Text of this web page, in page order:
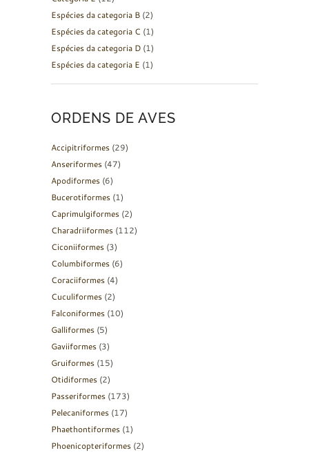
Espécies da categoria B (2)
Espécies da categoria C (1)
Espécies da categoria D (1)
Espécies da categoria E (1)
ORDENS DE AVES
Accipitriformes (29)
Anseriformes (47)
Apodiformes (6)
Bucerotiformes (1)
Caprimulgiformes (2)
Charadriiformes (112)
Ciconiiformes (3)
Columbiformes (6)
Coraciiformes (4)
Cuculiformes (2)
Falconiformes (10)
Galliformes (5)
Gaviiformes (3)
Gruiformes (15)
Otidiformes (2)
Passeriformes (173)
Pelecaniformes (17)
Phaethontiformes (1)
Phoenicopteriformes (2)